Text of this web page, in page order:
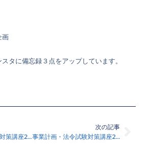
画
タに備忘録３点をアップしています。
事業計画・法令試験対策講座218
次の記事
事業計画・法令試験対策講座219